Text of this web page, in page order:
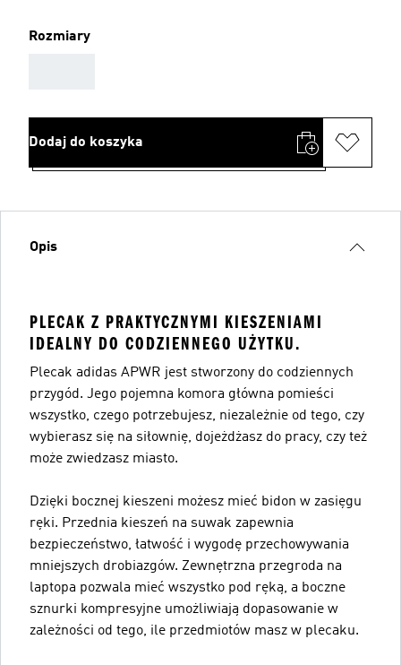
Rozmiary
Dodaj do koszyka
Opis
PLECAK Z PRAKTYCZNYMI KIESZENIAMI
IDEALNY DO CODZIENNEGO UŻYTKU.
Plecak adidas APWR jest stworzony do codziennych
przygód. Jego pojemna komora główna pomieści
wszystko, czego potrzebujesz, niezależnie od tego, czy
wybierasz się na siłownię, dojeżdżasz do pracy, czy też
może zwiedzasz miasto.
Dzięki bocznej kieszeni możesz mieć bidon w zasięgu
ręki. Przednia kieszeń na suwak zapewnia
bezpieczeństwo, łatwość i wygodę przechowywania
mniejszych drobiazgów. Zewnętrzna przegroda na
laptopa pozwala mieć wszystko pod ręką, a boczne
sznurki kompresyjne umożliwiają dopasowanie w
zależności od tego, ile przedmiotów masz w plecaku.